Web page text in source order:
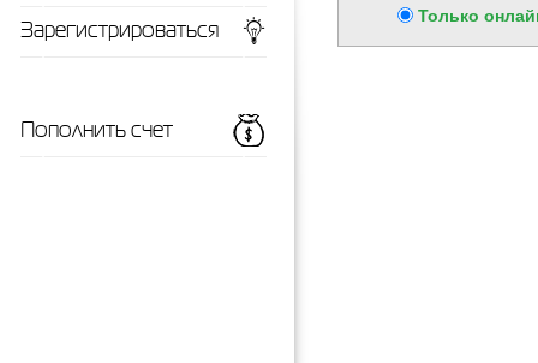
Только
Зарегистрироваться
Пополнить счет